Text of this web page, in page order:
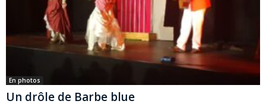
En photos
Un drôle de Barbe blue